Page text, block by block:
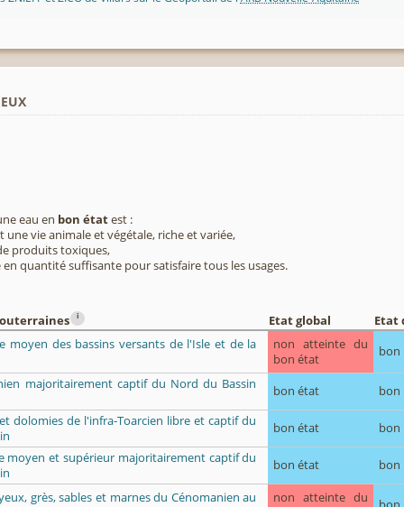
eau en bon étatest :
une vie animale et végétale, riche et variée,
produits toxiques,
quantité suffisante pour satisfaire tous les usages.
i Etat global
Etat
moyen des bassins versants de l'Isle et de la
non atteinte du
bon état
bon
majoritairement captif du Nord du Bassin bon état
bon
et dolomies de l'infra-Toarcien libre et captif du
bon état
bon
moyen et supérieur majoritairement captif du
bon état bon
grès, sables et marnes du Cénomanien au
non atteinte du